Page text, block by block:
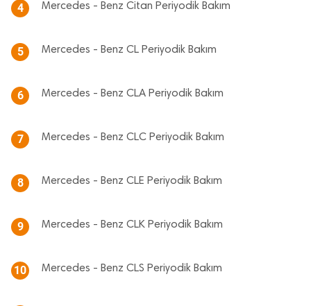
4 Mercedes - Benz Citan Periyodik Bakım
5 Mercedes - Benz CL Periyodik Bakım
6 Mercedes - Benz CLA Periyodik Bakım
7 Mercedes - Benz CLC Periyodik Bakım
8 Mercedes - Benz CLE Periyodik Bakım
9 Mercedes - Benz CLK Periyodik Bakım
10 Mercedes - Benz CLS Periyodik Bakım